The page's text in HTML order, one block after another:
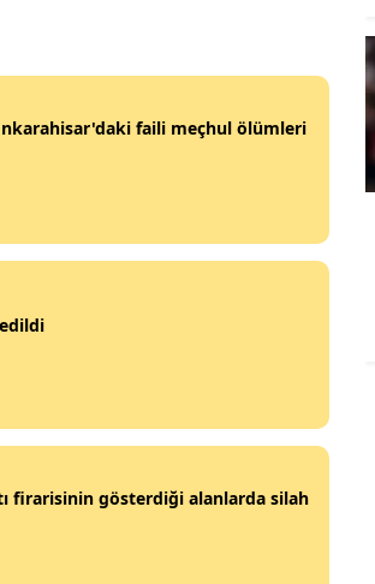
faili meçhul ölümleri
firarisinin gösterdiği alanlarda silah